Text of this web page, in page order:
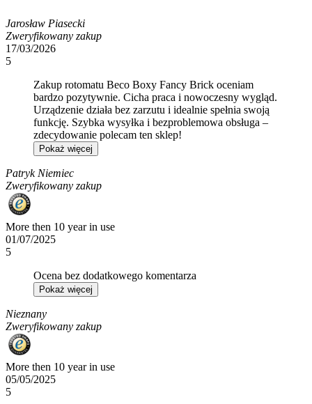
Jarosław Piasecki
Zweryfikowany zakup
17/03/2026
5
Zakup rotomatu Beco Boxy Fancy Brick oceniam
bardzo pozytywnie. Cicha praca i nowoczesny wygląd.
Urządzenie działa bez zarzutu i idealnie spełnia swoją
funkcję. Szybka wysyłka i bezproblemowa obsługa –
zdecydowanie polecam ten sklep!
Pokaż więcej
Patryk Niemiec
Zweryfikowany zakup
More then 10 year in use
01/07/2025
5
Ocena bez dodatkowego komentarza
Pokaż więcej
Nieznany
Zweryfikowany zakup
More then 10 year in use
05/05/2025
5